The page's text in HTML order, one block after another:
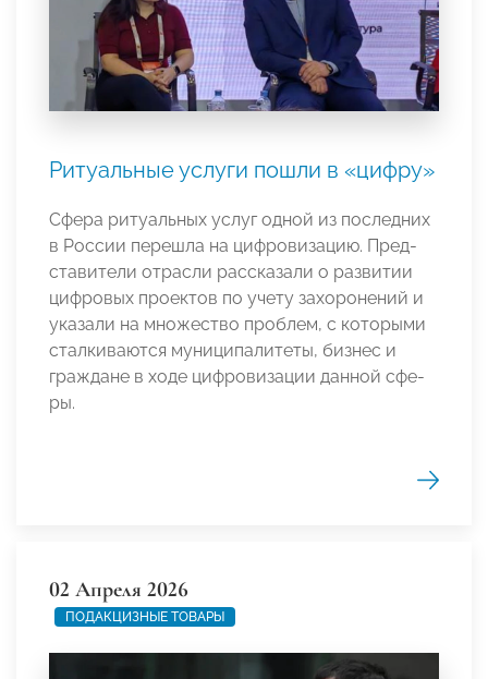
Ритуальные услуги пошли в «цифру»
Сфе­ра ри­туаль­ных ус­луг од­ной из пос­лед­них
в Рос­сии пе­реш­ла на циф­ро­виза­цию. Пред­
ста­вите­ли от­рас­ли рас­ска­зали о раз­ви­тии
циф­ро­вых проек­тов по уче­ту за­хоро­нений и
ука­зали на мно­жес­тво проб­лем, с ко­торы­ми
стал­ки­вают­ся му­ници­пали­теты, биз­нес и
граж­да­не в хо­де циф­ро­виза­ции дан­ной сфе­
ры.
02 Апреля 2026
ПОДАКЦИЗНЫЕ ТОВАРЫ